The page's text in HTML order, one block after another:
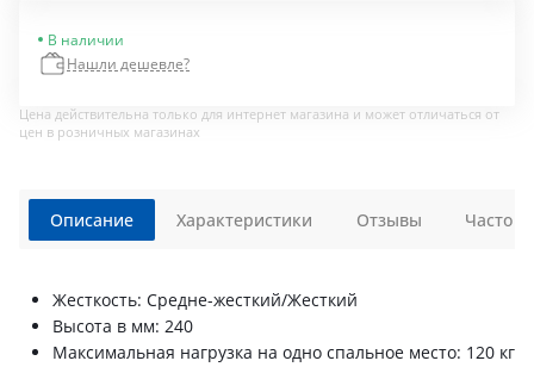
В наличии
Нашли дешевле?
Цена действительна только для интернет магазина и может отличаться от
цен в розничных магазинах
Описание
Жесткость: Средне-жесткий/Жесткий
Высота в мм: 240
Максимальная нагрузка на одно спальное место: 120 кг
Характеристики Отзывы Часто